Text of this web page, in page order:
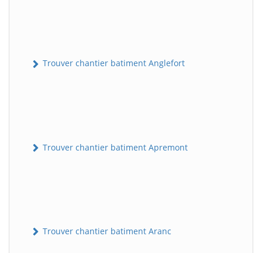
Trouver chantier batiment Anglefort
Trouver chantier batiment Apremont
Trouver chantier batiment Aranc